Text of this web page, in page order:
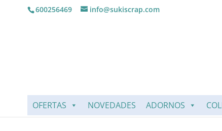
600256469 info@sukiscrap.com
OFERTAS NOVEDADES ADORNOS